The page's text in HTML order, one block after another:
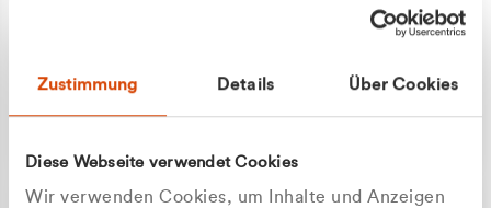
Zustimmung Details Über Cookies
Diese Webseite verwendet Cookies
Wir verwenden Cookies, um Inhalte und Anzeigen
+49 177 8376058